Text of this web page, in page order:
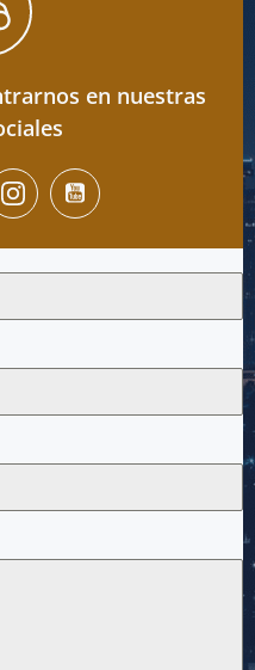
en nuestras